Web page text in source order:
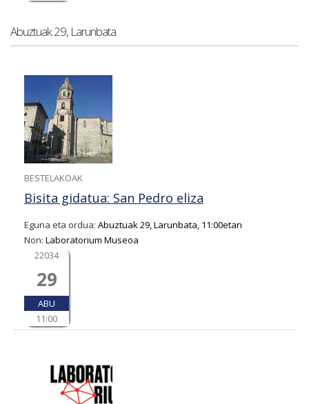
Abuztuak 29, Larunbata
BESTELAKOAK
Bisita gidatua: San Pedro eliza
Eguna eta ordua: Abuztuak 29, Larunbata, 11:00etan
Non: Laboratorium Museoa
22034
29
ABU
11:00